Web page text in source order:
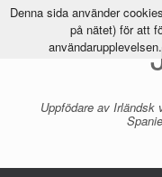
Uppfödare av Irländsk
Denna sida använder
på nätet) för att
användarupplevelsen.